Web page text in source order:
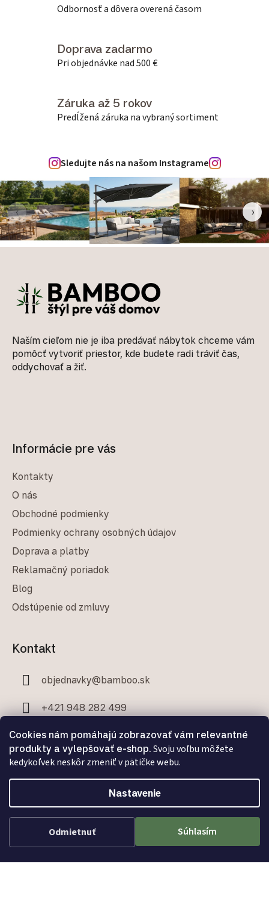
Cookies nám pomáhajú zobrazovať vám relevantné
produkty a vylepšovať e-shop. Svoju voľbu môžete
kedykoľvek neskôr zmeniť v pätičke webu.
Nastavenie
Odmietnuť Súhlasím
Odbornosť a dôvera overená časom
Doprava zadarmo
Pri objednávke nad 500 €
Záruka až 5 rokov
Predĺžená záruka na vybraný sortiment
Sledujte nás na našom Instagrame
‹ ›
Naším cieľom nie je iba predávať nábytok chceme vám
pomôcť vytvoriť priestor, kde budete radi tráviť čas,
oddychovať a žiť.
Informácie pre vás
Kontakty
O nás
Obchodné podmienky
Podmienky ochrany osobných údajov
Doprava a platby
Reklamačný poriadok
Blog
Odstúpenie od zmluvy
Kontakt
objednavky@bamboo.sk
+421 948 282 499
+421 907 706 329
Facebook